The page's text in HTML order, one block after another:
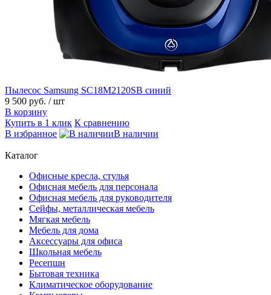
Пылесос Samsung SC18M2120SB синий
9 500 руб. / шт
В корзину
Купить в 1 клик К сравнению
В избранное
В наличии
Каталог
Офисные кресла, стулья
Офисная мебель для персонала
Офисная мебель для руководителя
Сейфы, металлическая мебель
Мягкая мебель
Мебель для дома
Аксессуары для офиса
Школьная мебель
Ресепшн
Бытовая техника
Климатическое оборудование